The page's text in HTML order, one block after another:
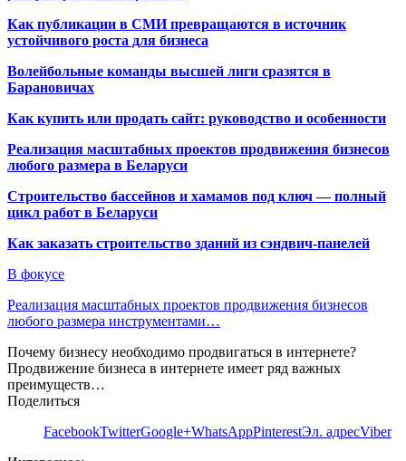
Как публикации в СМИ превращаются в источник
устойчивого роста для бизнеса
Волейбольные команды высшей лиги сразятся в
Барановичах
Как купить или продать сайт: руководство и особенности
Реализация масштабных проектов продвижения бизнесов
любого размера в Беларуси
Строительство бассейнов и хамамов под ключ — полный
цикл работ в Беларуси
Как заказать строительство зданий из сэндвич-панелей
В фокусе
Реализация масштабных проектов продвижения бизнесов
любого размера инструментами…
Почему бизнесу необходимо продвигаться в интернете?
Продвижение бизнеса в интернете имеет ряд важных
преимуществ…
Поделиться
FacebookTwitterGoogle+WhatsAppPinterestЭл. адресViber